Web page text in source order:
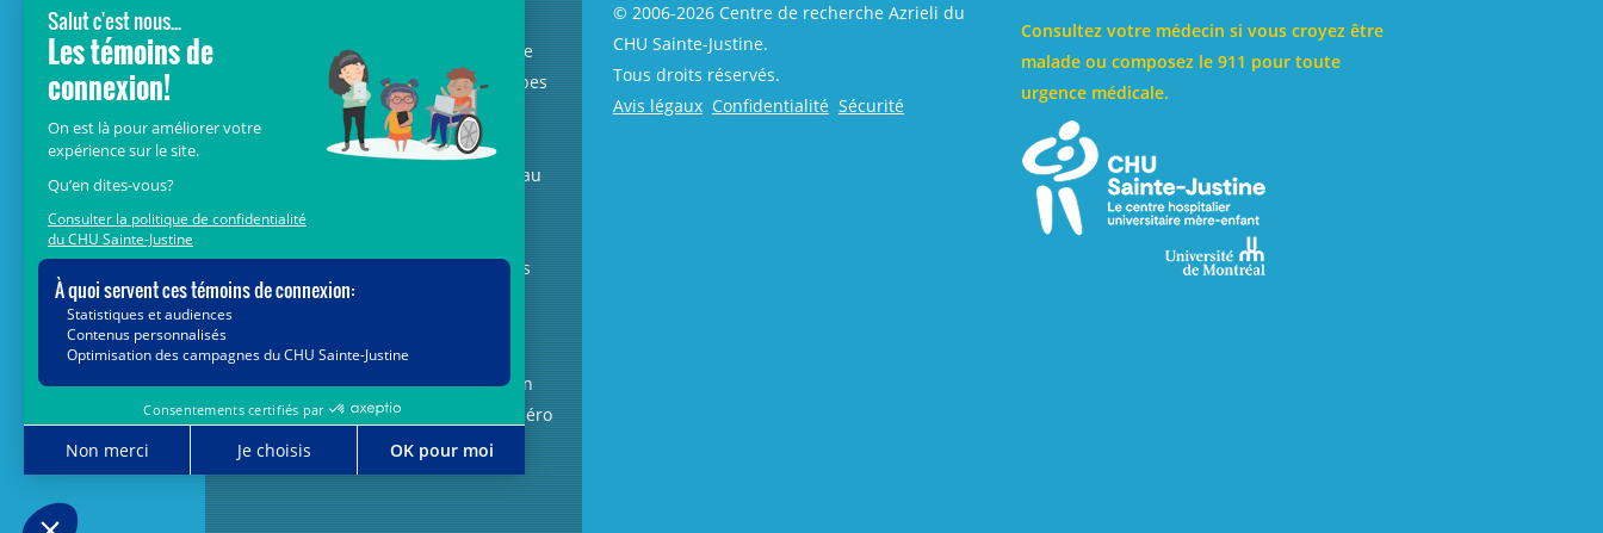
vous au cœur de la campagne majeure
Voir Grand, nous conduisons les équipes
soignantes vers les opportunités de la
science et des nouvelles technologies
pour que chaque enfant, où qu’il soit au
Justine. Ensemble, unissons nos forces
pour leur avenir.
Merci de voir grand avec nous.
Vous pouvez également faire votre don
par la poste ou par téléphone au numéro
sans frais1-888-235-DONS (3667)
© 2006-2026Centre de recherche Azrieli du
CHU Sainte-Justine.
Tous droits réservés.
Avis légaux Confidentialité Sécurité
Consultez votre médecin si vous croyez être
malade ou composez le 911 pour toute
urgence médicale.